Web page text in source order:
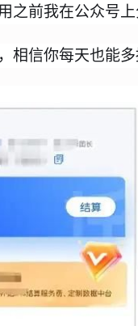
之前我在公众号
相信你每天也能